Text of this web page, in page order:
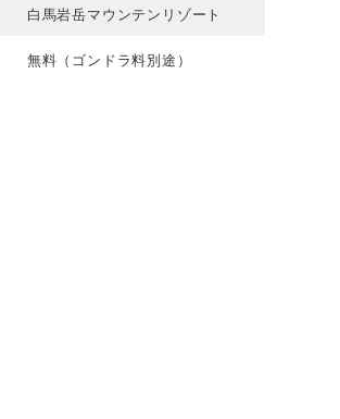
白馬岩岳マウンテンリゾート
無料（ゴンドラ料別途）